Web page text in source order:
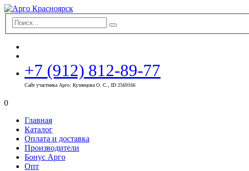
+7 (912) 812-89-77
Сайт участника Арго: Кузнецова О. С., ID 2569166
0
Главная
Каталог
Оплата и доставка
Производители
Бонус Арго
Опт